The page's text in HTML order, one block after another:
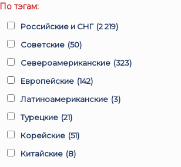
По тэгам:
Российские и СНГ (2 219)
Советские (50)
Североамериканские (323)
Европейские (142)
Латиноамериканские (3)
Турецкие (21)
Корейские (51)
Китайские (8)